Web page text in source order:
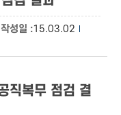
15.03.02
직복무 점검 결